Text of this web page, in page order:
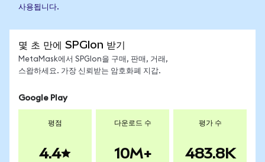
사용됩니다.
몇 초 만에 SPGIon 받기
MetaMask에서 SPGIon을 구매, 판매, 거래,
스왑하세요. 가장 신뢰받는 암호화폐 지갑.
Google Play
평점
4.4
다운로드 수
10M+
평가 수
483.8K